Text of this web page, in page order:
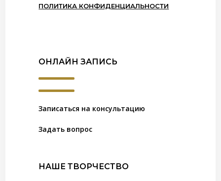
ПОЛИТИКА КОНФИДЕНЦИАЛЬНОСТИ
ОНЛАЙН ЗАПИСЬ
Записаться на консультацию
Задать вопрос
НАШЕ ТВОРЧЕСТВО